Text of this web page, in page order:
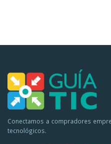
Conectamos a compradores
tecnológicos.